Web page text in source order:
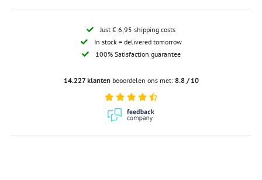
Just € 6,95 shipping costs
In stock = delivered tomorrow
100% Satisfaction guarantee
14.227 klantenbeoordelen ons met: 8.8 / 10